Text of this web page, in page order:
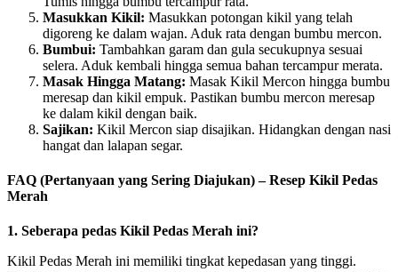
Masukkan Kikil: Masukkan potongan kikil yang telah
digoreng ke dalam wajan. Aduk rata dengan bumbu mercon.
Bumbui: Tambahkan garam dan gula secukupnya sesuai
selera. Aduk kembali hingga semua bahan tercampur merata.
Masak Hingga Matang: Masak Kikil Mercon hingga bumbu
meresap dan kikil empuk. Pastikan bumbu mercon meresap
ke dalam kikil dengan baik.
Sajikan: Kikil Mercon siap disajikan. Hidangkan dengan nasi
hangat dan lalapan segar.
FAQ (Pertanyaan yang Sering Diajukan) – Resep Kikil Pedas
Merah
1. Seberapa pedas Kikil Pedas Merah ini?
Kikil Pedas Merah ini memiliki tingkat kepedasan yang tinggi.